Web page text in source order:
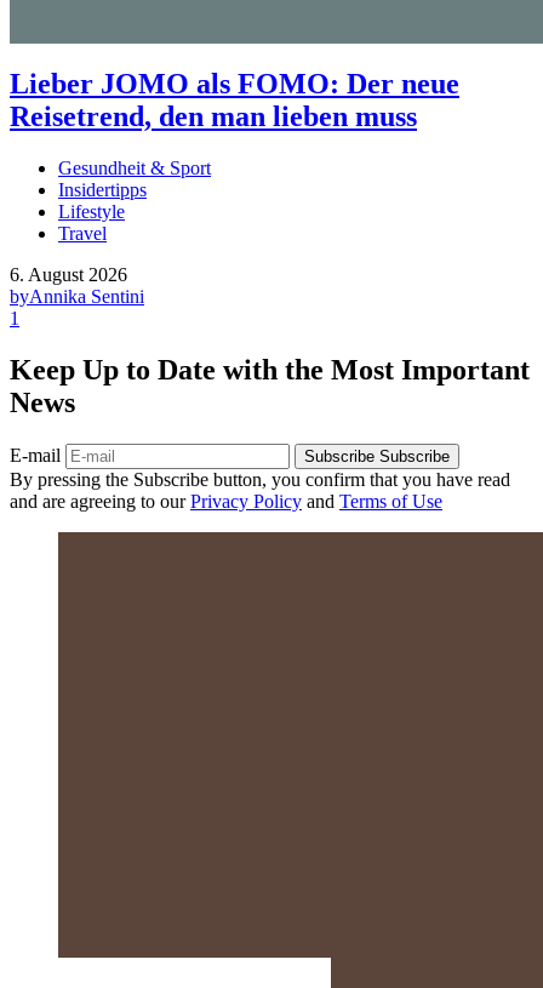
Lieber JOMO als FOMO: Der neue
Reisetrend, den man lieben muss
Gesundheit & Sport
Insidertipps
Lifestyle
Travel
6. August 2026
byAnnika Sentini
1
Keep Up to Date with the Most Important
News
E-mail Subscribe Subscribe
By pressing the Subscribe button, you confirm that you have read
and are agreeing to ourPrivacy Policy and Terms of Use